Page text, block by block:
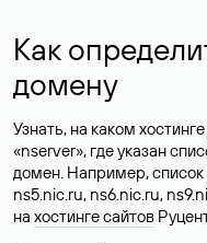
Как
домену
Узнать, на каком
«nserver», где указан
домен. Например,
ns5.nic.ru, ns6.nic.ru,
на хостинге сайтов